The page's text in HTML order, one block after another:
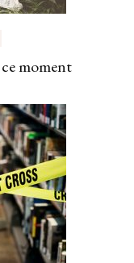
moment